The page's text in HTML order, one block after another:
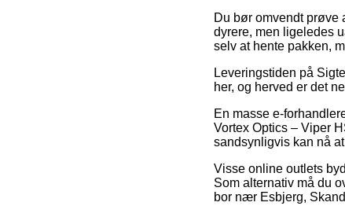
Du bør omvendt
dyrere, men ligeledes
selv at hente pakken,
Leveringstiden på
her, og herved er det
En masse e-
Vortex Optics – Viper
sandsynligvis kan nå
Visse online outlets
Som alternativ må du
bor nær Esbjerg,